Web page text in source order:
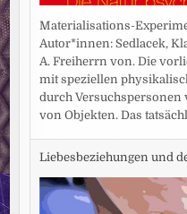
Materialisations-
Autor*innen: Sedlacek,
A. Freiherrn von. Die
mit speziellen
durch
von Objekten. Das
Liebesbeziehungen und